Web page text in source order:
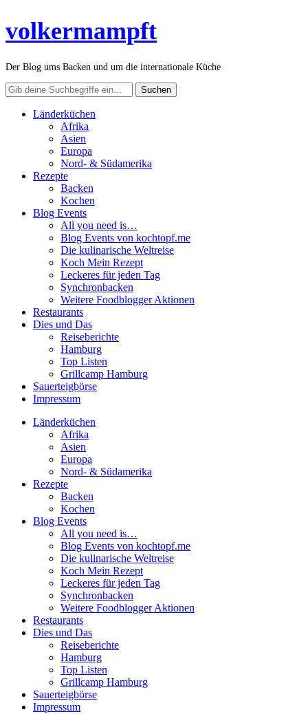
volkermampft
Der Blog ums Backen und um die internationale Küche
Länderküchen
Afrika
Asien
Europa
Nord- & Südamerika
Rezepte
Backen
Kochen
Blog Events
All you need is…
Blog Events von kochtopf.me
Die kulinarische Weltreise
Koch Mein Rezept
Leckeres für jeden Tag
Synchronbacken
Weitere Foodblogger Aktionen
Restaurants
Dies und Das
Reiseberichte
Hamburg
Top Listen
Grillcamp Hamburg
Sauerteigbörse
Impressum
Länderküchen
Afrika
Asien
Europa
Nord- & Südamerika
Rezepte
Backen
Kochen
Blog Events
All you need is…
Blog Events von kochtopf.me
Die kulinarische Weltreise
Koch Mein Rezept
Leckeres für jeden Tag
Synchronbacken
Weitere Foodblogger Aktionen
Restaurants
Dies und Das
Reiseberichte
Hamburg
Top Listen
Grillcamp Hamburg
Sauerteigbörse
Impressum